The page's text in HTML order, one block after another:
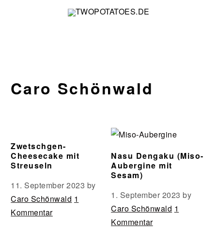
Caro Schönwald
Zwetschgen-
Cheesecake mit
Streuseln
11. September 2023 by
Caro Schönwald 1
Kommentar
Nasu Dengaku (Miso-
Aubergine mit
Sesam)
1. September 2023 by
Caro Schönwald 1
Kommentar